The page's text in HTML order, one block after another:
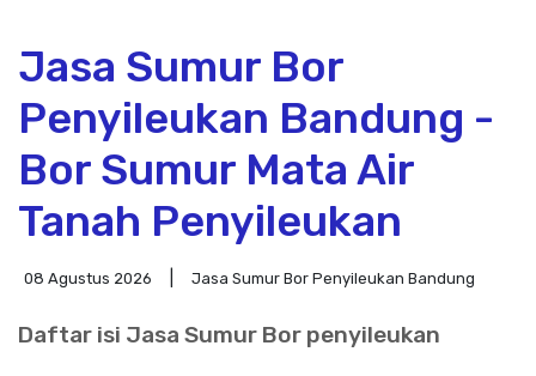
Jasa Sumur Bor
Penyileukan Bandung -
Bor Sumur Mata Air
Tanah Penyileukan
08 Agustus 2026 Jasa Sumur Bor Penyileukan Bandung
Daftar isi Jasa Sumur Bor penyileukan